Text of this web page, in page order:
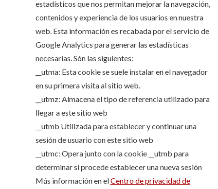
estadísticos que nos permitan mejorar la navegación,
contenidos y experiencia de los usuarios en nuestra
web. Esta información es recabada por el servicio de
Google Analytics para generar las estadísticas
necesarias. Són las siguientes:
__utma: Esta cookie se suele instalar en el navegador
en su primera visita al sitio web.
__utmz: Almacena el tipo de referencia utilizado para
llegar a este sitio web
__utmb Utilizada para establecer y continuar una
sesión de usuario con este sitio web
__utmc: Opera junto con la cookie __utmb para
determinar si procede establecer una nueva sesión
Más información en elCentro de privacidad de